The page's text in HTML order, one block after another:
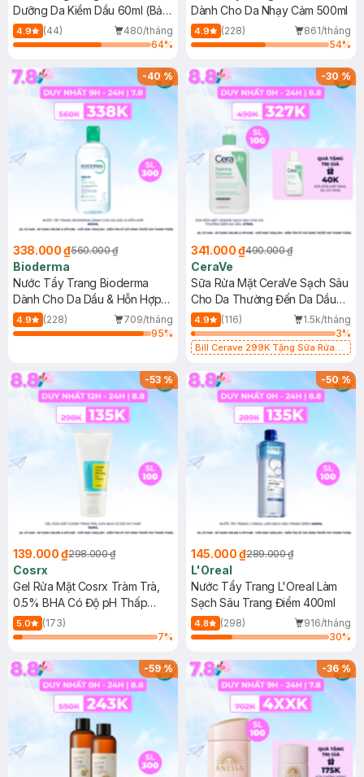
Dưỡng Da Kiềm Dầu 60ml (Bản
Mới)
4.9 (44)
480/tháng
64%
Dành Cho Da Nhạy Cảm 500ml
4.9 (228)
861/tháng
54%
-40%
338.000 ₫560.000 ₫
Bioderma
Nước Tẩy Trang Bioderma
Dành Cho Da Dầu & Hỗn Hợp
500ml
4.9 (228)
709/tháng
95%
-30%
341.000 ₫490.000 ₫
CeraVe
Sữa Rửa Mặt CeraVe Sạch Sâu
Cho Da Thường Đến Da Dầu
473ml
4.9 (116)
1.5k/tháng
3%
Bill Cerave 299K Tặng Sữa Rửa
-53%
139.000 ₫298.000 ₫
Cosrx
Gel Rửa Mặt Cosrx Tràm Trà,
0.5% BHA Có Độ pH Thấp
150ml
5.0
(173)
7%
-50%
145.000 ₫289.000 ₫
L'Oreal
Nước Tẩy Trang L'Oreal Làm
Sạch Sâu Trang Điểm 400ml
4.8 (298)
916/tháng
30%
-59% -36%